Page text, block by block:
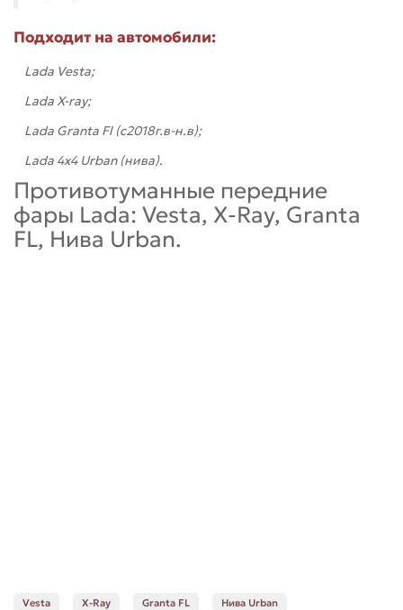
Подходит на автомобили:
Lada Vesta;
Lada X-ray;
Lada Granta Fl (с2018г.в-н.в);
Lada 4х4 Urban (нива).
Противотуманные передние
фары Lada: Vesta, X-Ray, Granta
FL, Нива Urban.
Vesta X-Ray Granta FL Нива Urban